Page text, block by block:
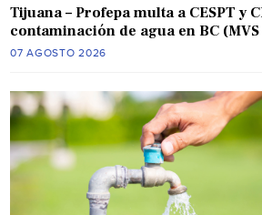
Tijuana – Profepa multa a CESPT y
contaminación de agua en BC
07 AGOSTO 2026